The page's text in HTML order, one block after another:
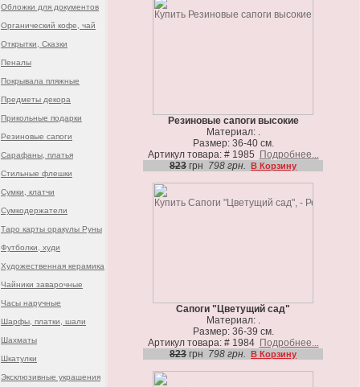
Обложки для документов
Органический кофе, чай
Открытки, Сказки
Пеналы
Покрывала пляжные
Предметы декора
Прикольные подарки
Резиновые сапоги
Сарафаны, платья
Стильные флешки
Сумки, клатчи
Сумкодержатели
Таро карты оракулы Руны
Футболки, худи
Художественная керамика
Чайники заварочные
Часы наручные
Шарфы, платки, шали
Шахматы
Шкатулки
Эксклюзивные украшения
Резиновые сапоги высокие
Материал: .
Размер: 36-40 см.
Артикул товара: # 1985
Подробнее...
823 грн 798 грн. В Корзину
Сапоги "Цветущий сад"
Материал: .
Размер: 36-39 см.
Артикул товара: # 1984 Подробнее...
823 грн 798 грн. В Корзину